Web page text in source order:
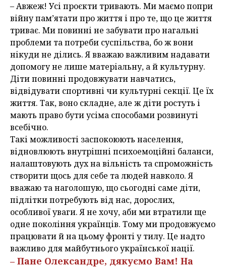
– Авжеж! Усі проєкти тривають. Ми маємо попри
війну пам’ятати про життя і про те, що це життя
триває. Ми повинні не забувати про нагальні
проблеми та потреби суспільства, бо ж вони
нікуди не ділись. Я вважаю важливим надавати
допомогу не лише матеріальну, а й культурну.
Діти повинні продовжувати навчатись,
відвідувати спортивні чи культурні секції. Це їх
життя. Так, воно складне, але ж діти ростуть і
мають право бути усіма способами розвинуті
всебічно.
Такі можливості заспокоюють населення,
відновлюють внутрішні психоемоційні баланси,
налаштовують дух на вільність та спроможність
створити щось для себе та людей навколо. Я
вважаю та наголошую, що сьогодні саме діти,
підлітки потребують від нас, дорослих,
особливої уваги. Я не хочу, аби ми втратили ще
одне покоління українців. Тому ми продовжуємо
працювати й на цьому фронті у тилу. Це надто
важливо для майбутнього української нації.
– Пане Олександре, дякуємо Вам! На